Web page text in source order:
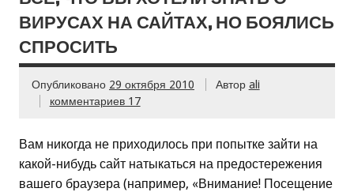
ВИРУСАХ НА САЙТАХ, НО БОЯЛИСЬ
СПРОСИТЬ
Опубликовано 29 октября 2010 Автор ali
комментариев 17
Вам никогда не приходилось при попытке зайти на
какой-нибудь сайт натыкаться на предостережения
вашего браузера (например, «Внимание! Посещение